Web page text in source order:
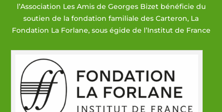
l’Association Les Amis de Georges Bizet bénéficie du
soutien de la fondation familiale des Carteron, La
Fondation La Forlane, sous égide de l’Institut de France